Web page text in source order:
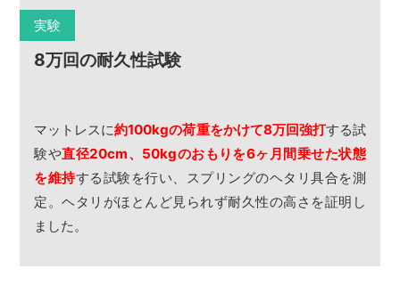
実験
8万回の耐久性試験
マットレスに約100kgの荷重をかけて8万回強打する試
験や直径20cm、50kgのおもりを6ヶ月間乗せた状態
を維持する試験を行い、スプリングのヘタリ具合を測
定。ヘタリがほとんど見られず耐久性の高さを証明し
ました。